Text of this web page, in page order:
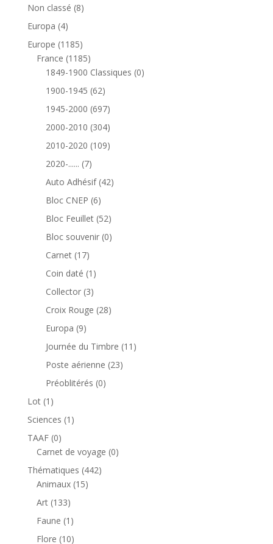
Non classé 88
Europa 44
produits
Europe 11851185
produits
France 11851185
produits
1849-1900 Classiques 00
1900-1945 6262
produits
1945-2000 697697
produits
2000-2010 304304
produits
2010-2020 109109
2020-...... 77
produits
Auto Adhésif 4242
Bloc CNEP 66
produits
Bloc Feuillet 5252
produits
Bloc souvenir 00
Carnet 1717
produits
Coin daté 1 1
produit
Collector 33
produits
Croix Rouge 2828
Europa 99
produits
Journée du Timbre 11 11
Poste aérienne 2323
Préoblitérés 00
Lot 1 1
produit
Sciences 1 1
TAAF 00
produit
Carnet de voyage 00
Thématiques 442442
Animaux 1515
Art 133133
produits
Faune 1 1
produit
Flore 1010